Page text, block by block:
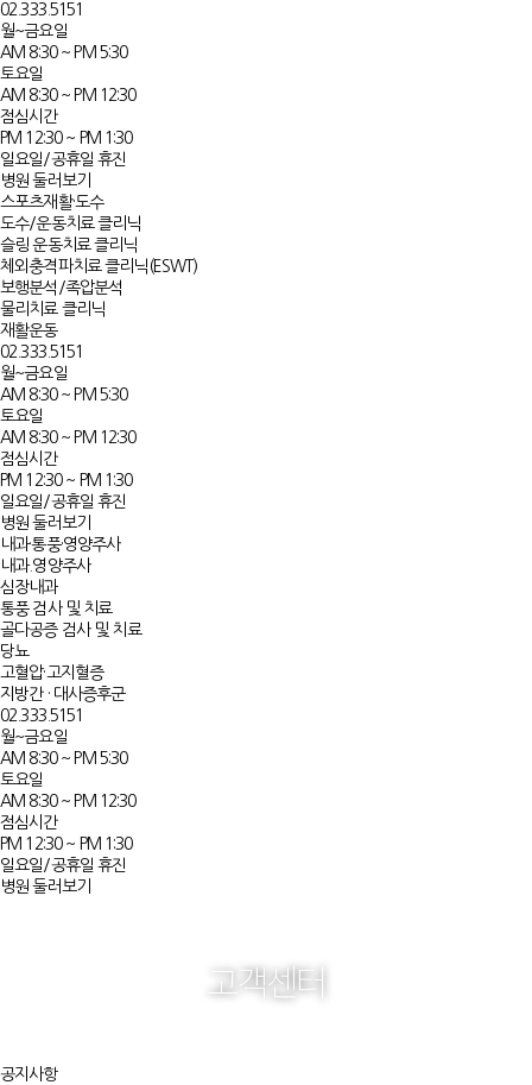
02.333.5151
월~금요일
AM 8:30 ~ PM 5:30
토요일
AM 8:30 ~ PM 12:30
점심시간
PM 12:30 ~ PM 1:30
일요일/공휴일 휴진
병원 둘러보기
스포츠재활·도수
도수/운동치료 클리닉
슬링 운동치료 클리닉
체외충격파치료 클리닉(ESWT)
보행분석/족압분석
물리치료 클리닉
재활운동
02.333.5151
월~금요일
AM 8:30 ~ PM 5:30
토요일
AM 8:30 ~ PM 12:30
점심시간
PM 12:30 ~ PM 1:30
일요일/공휴일 휴진
병원 둘러보기
내과·통풍·영양주사
내과.영양주사
심장내과
통풍 검사 및 치료
골다공증 검사 및 치료
당뇨
고혈압·고지혈증​
지방간 · 대사증후군​
02.333.5151
월~금요일
AM 8:30 ~ PM 5:30
토요일
AM 8:30 ~ PM 12:30
점심시간
PM 12:30 ~ PM 1:30
일요일/공휴일 휴진
병원 둘러보기
고객센터
공지사항